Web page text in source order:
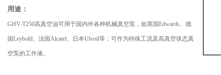
用途：
GHV-T250高真空油可用于国内外各种机械真空泵，如英国Edwards、德
国Leybold、法国Alcatel、日本Ulvoil等；可作为特殊工况及高真空状态真
空泵的工作液。